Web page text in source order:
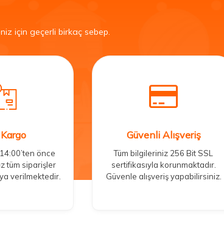
için geçerli birkaç sebep.
Kargo
önce
tüm siparişler
verilmektedir.
Güvenli Alışveriş
Tüm bilgileriniz 256 Bit SSL
sertifikasıyla korunmaktadır.
Güvenle alışveriş yapabilirsiniz.